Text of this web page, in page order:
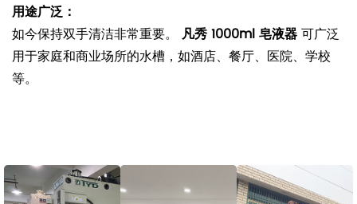
用途广泛：
如今保持双手清洁非常重要。 凡秀 1000ml 皂液器可广泛
用于家庭和商业场所的水槽，如酒店、餐厅、医院、学校
等。